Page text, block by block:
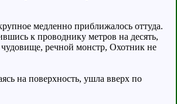
медленно приближалось оттуда.
к проводнику метров на десять,
чудовище, речной монстр, Охотник не
на поверхность, ушла вверх по